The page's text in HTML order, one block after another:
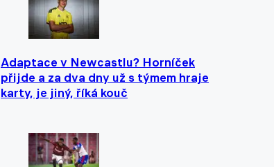
Adaptace v Newcastlu? Horníček
přijde a za dva dny už s týmem hraje
karty, je jiný, říká kouč